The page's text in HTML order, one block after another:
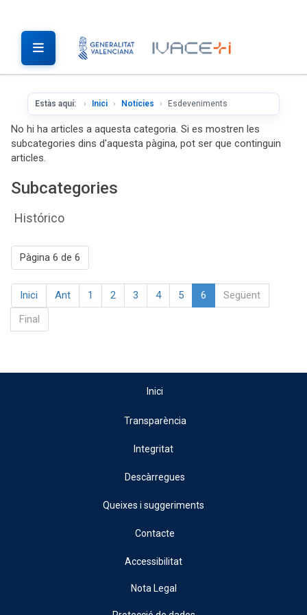
Estàs aquí: Inici Notícies Esdeveniments
No hi ha articles a aquesta categoria. Si es mostren les
subcategories dins d'aquesta pàgina, pot ser que continguin
articles.
Subcategories
Histórico
Pàgina 6 de 6
Inici Ant 1 2 3 4 5 6
Següent
Final
Inici
Transparència
Integritat
Descàrregues
Queixes i suggeriments
Contacte
Accessibilitat
Nota Legal